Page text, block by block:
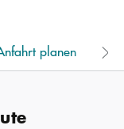
planen